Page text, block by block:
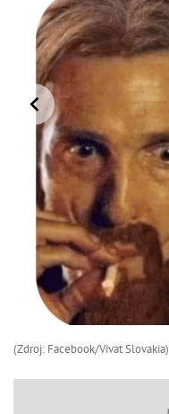
(Zdroj: Facebook/Vivat Slovakia)